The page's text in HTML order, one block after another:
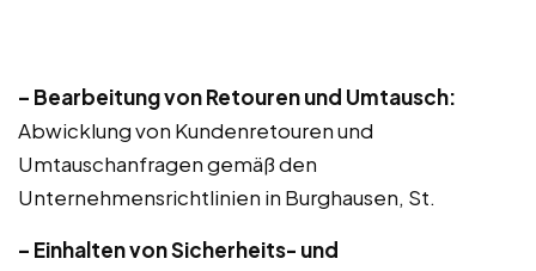
– Bearbeitung von Retouren und Umtausch:
Abwicklung von Kundenretouren und
Umtauschanfragen gemäß den
Unternehmensrichtlinien in Burghausen, St.
– Einhalten von Sicherheits- und